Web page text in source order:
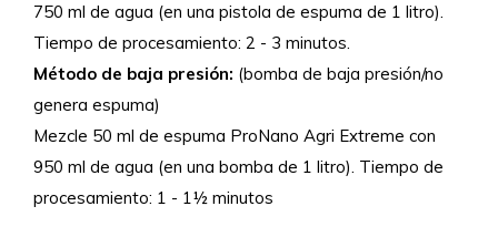
750 ml de agua (en una pistola de espuma de 1 litro).
Tiempo de procesamiento: 2 - 3 minutos.
Método de baja presión: (bomba de baja presión/no
genera espuma)
Mezcle 50 ml de espuma ProNano Agri Extreme con
950 ml de agua (en una bomba de 1 litro). Tiempo de
procesamiento: 1 - 1½ minutos